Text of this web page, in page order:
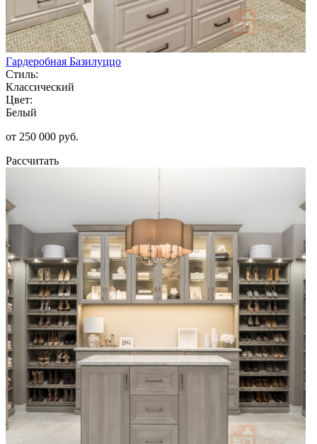
Гардеробная Базилуццо
Стиль:
Классический
Цвет:
Белый
от 250 000 руб.
Рассчитать